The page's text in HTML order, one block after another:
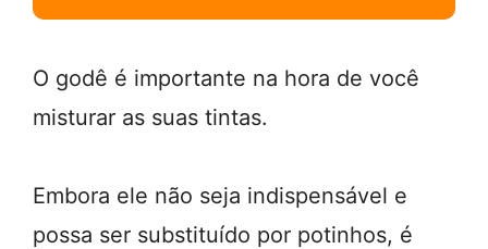
O godê é importante na hora de você
misturar as suas tintas.
Embora ele não seja indispensável e
possa ser substituído por potinhos, é